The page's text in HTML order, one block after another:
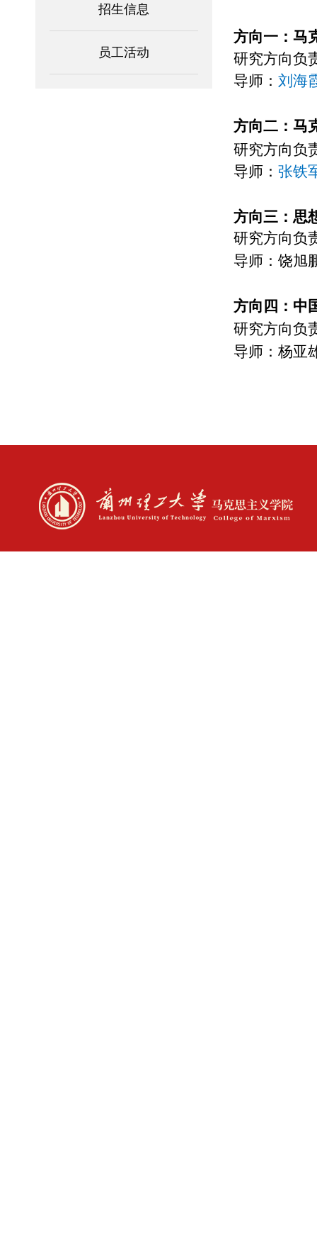
招生信息
员工活动
方向一：马
研究方向负
导师： 刘海
方向二：马
研究方向负
导师： 张铁
方向三：思
研究方向负
导师： 饶旭
方向四：中
研究方向负
导师： 杨亚